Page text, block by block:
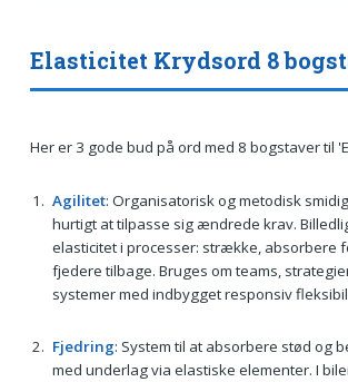
Elasticitet Krydsord 8
Her er 3 gode bud på ord med 8 bogstaver til
Agilitet: Organisatorisk og metodisk
hurtigt at tilpasse sig ændrede krav.
elasticitet i processer: strække, absorbere
fjedere tilbage. Bruges om teams,
systemer med indbygget responsiv
Fjedring: System til at absorbere stød og
med underlag via elastiske elementer. I